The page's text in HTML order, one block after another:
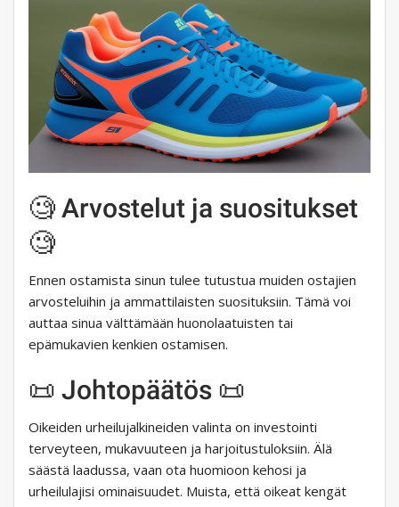
🧐 Arvostelut ja suositukset
🧐
Ennen ostamista sinun tulee tutustua muiden ostajien
arvosteluihin ja ammattilaisten suosituksiin. Tämä voi
auttaa sinua välttämään huonolaatuisten tai
epämukavien kenkien ostamisen.
📜 Johtopäätös 📜
Oikeiden urheilujalkineiden valinta on investointi
terveyteen, mukavuuteen ja harjoitustuloksiin. Älä
säästä laadussa, vaan ota huomioon kehosi ja
urheilulajisi ominaisuudet. Muista, että oikeat kengät